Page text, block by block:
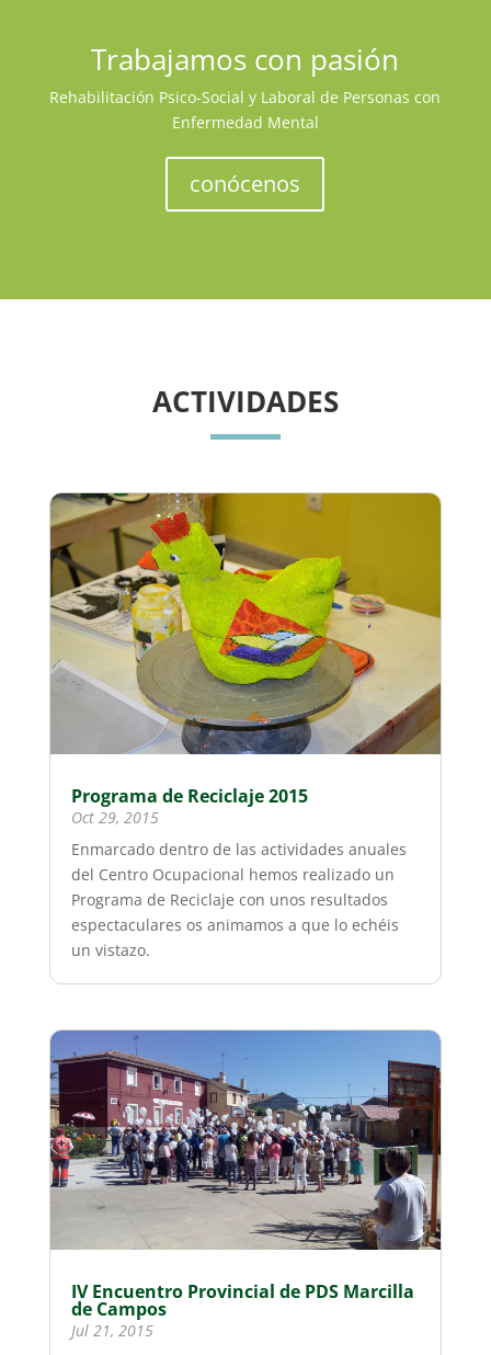
Trabajamos con pasión
Rehabilitación Psico-Social y Laboral de Personas con
Enfermedad Mental
conócenos
ACTIVIDADES
Programa de Reciclaje 2015
Oct 29, 2015
Enmarcado dentro de las actividades anuales
del Centro Ocupacional hemos realizado un
Programa de Reciclaje con unos resultados
espectaculares os animamos a que lo echéis
un vistazo.
IV Encuentro Provincial de PDS Marcilla
de Campos
Jul 21, 2015